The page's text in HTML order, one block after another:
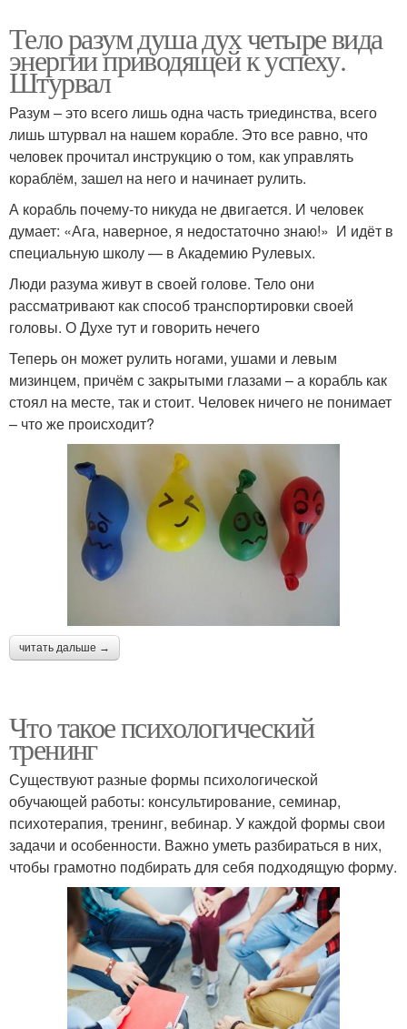
Тело разум душа дух четыре вида
энергии приводящей к успеху.
Штурвал
Разум – это всего лишь одна часть триединства, всего
лишь штурвал на нашем корабле. Это все равно, что
человек прочитал инструкцию о том, как управлять
кораблём, зашел на него и начинает рулить.
А корабль почему-то никуда не двигается. И человек
думает: «Ага, наверное, я недостаточно знаю!» И идёт в
специальную школу — в Академию Рулевых.
Люди разума живут в своей голове. Тело они
рассматривают как способ транспортировки своей
головы. О Духе тут и говорить нечего
Теперь он может рулить ногами, ушами и левым
мизинцем, причём с закрытыми глазами – а корабль как
стоял на месте, так и стоит. Человек ничего не понимает
– что же происходит?
читать дальше →
Что такое психологический
тренинг
Существуют разные формы психологической
обучающей работы: консультирование, семинар,
психотерапия, тренинг, вебинар. У каждой формы свои
задачи и особенности. Важно уметь разбираться в них,
чтобы грамотно подбирать для себя подходящую форму.